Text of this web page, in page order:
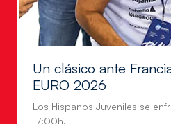
Un clásico ante
EURO 2026
Los Hispanos Juveniles se
17:00h.